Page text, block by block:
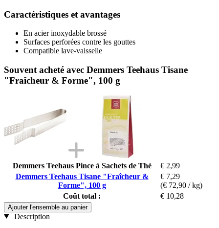
Caractéristiques et avantages
En acier inoxydable brossé
Surfaces perforées contre les gouttes
Compatible lave-vaisselle
Souvent acheté avec Demmers Teehaus Tisane
"Fraîcheur & Forme", 100 g
Demmers Teehaus Pince à Sachets de Thé
€ 2,99
Demmers Teehaus Tisane "Fraîcheur &
Forme", 100 g
€ 7,29
(€ 72,90 / kg)
Coût total :
€ 10,28
Ajouter l'ensemble au panier
Description